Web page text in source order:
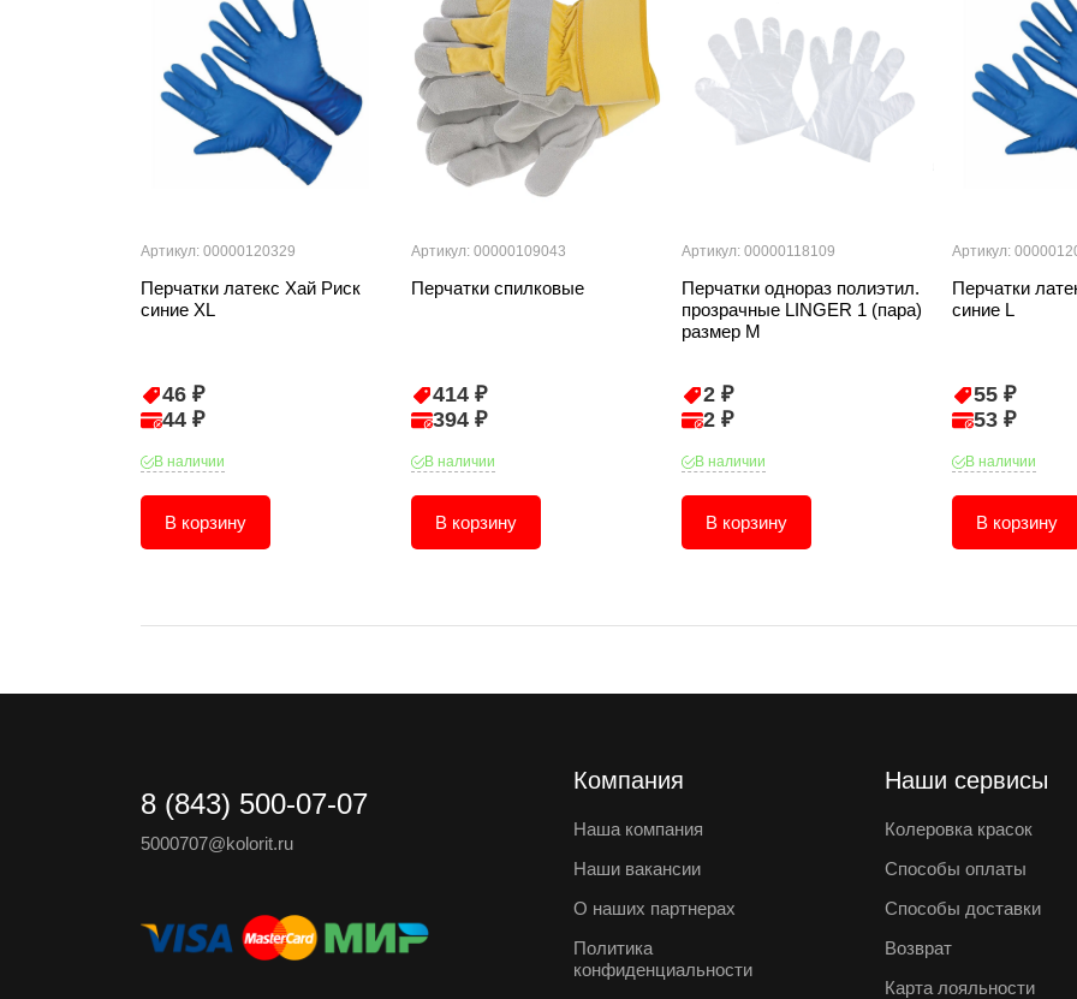
Артикул: 00000120329
Перчатки латекс Хай Риск
синие ХL
46 ₽
44 ₽
В наличии
В корзину
Артикул: 00000109043
Перчатки спилковые
414 ₽
394 ₽
В наличии
В корзину
Артикул: 00000118109
Перчатки однораз полиэтил.
прозрачные LINGER 1 (пара)
размер М
2 ₽
2 ₽
В наличии
В корзину
Артикул:
Перчатки
синие L
55 ₽
53 ₽
В наличии
В корзину
8 (843) 500-07-07
5000707@kolorit.ru
Компания
Наша компания
Наши вакансии
О наших партнерах
Политика
конфиденциальности
Наши сервисы
Колеровка красок
Способы оплаты
Способы доставки
Возврат
Карта лояльности